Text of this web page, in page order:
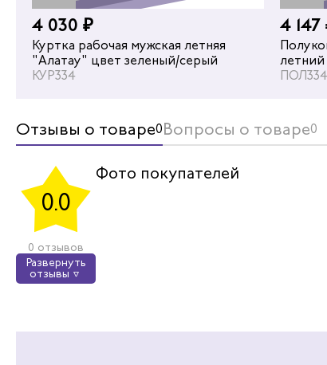
4 030 ₽
Куртка рабочая мужская летняя
"Алатау" цвет зеленый/серый
КУР334
4 147
серый
ПОЛ334
4
Отзывы о товаре0Вопросы о товаре0
0.0
0 отзывов
Развернуть
отзывы
Фото покупателей